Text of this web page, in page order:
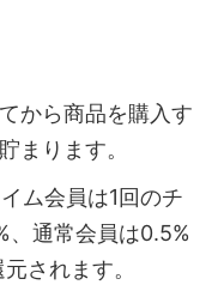
から商品を購入す
まります。
ム会員は1回のチ
、通常会員は0.5%
されます。